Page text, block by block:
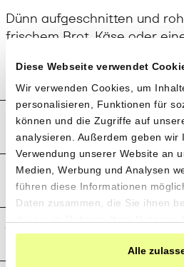
Diese Webseite verwendet
Wir verwenden Cookies, um
personalisieren, Funktionen für
können und die Zugriffe auf
analysieren. Außerdem geben
Verwendung unserer Website an
Medien, Werbung und Analysen
führen diese Informationen
Daten zusammen, die Sie ihnen
haben.
Alle
Dünn aufgeschnitten und
frischem Brot, Käse oder
Produktion und
Weitere